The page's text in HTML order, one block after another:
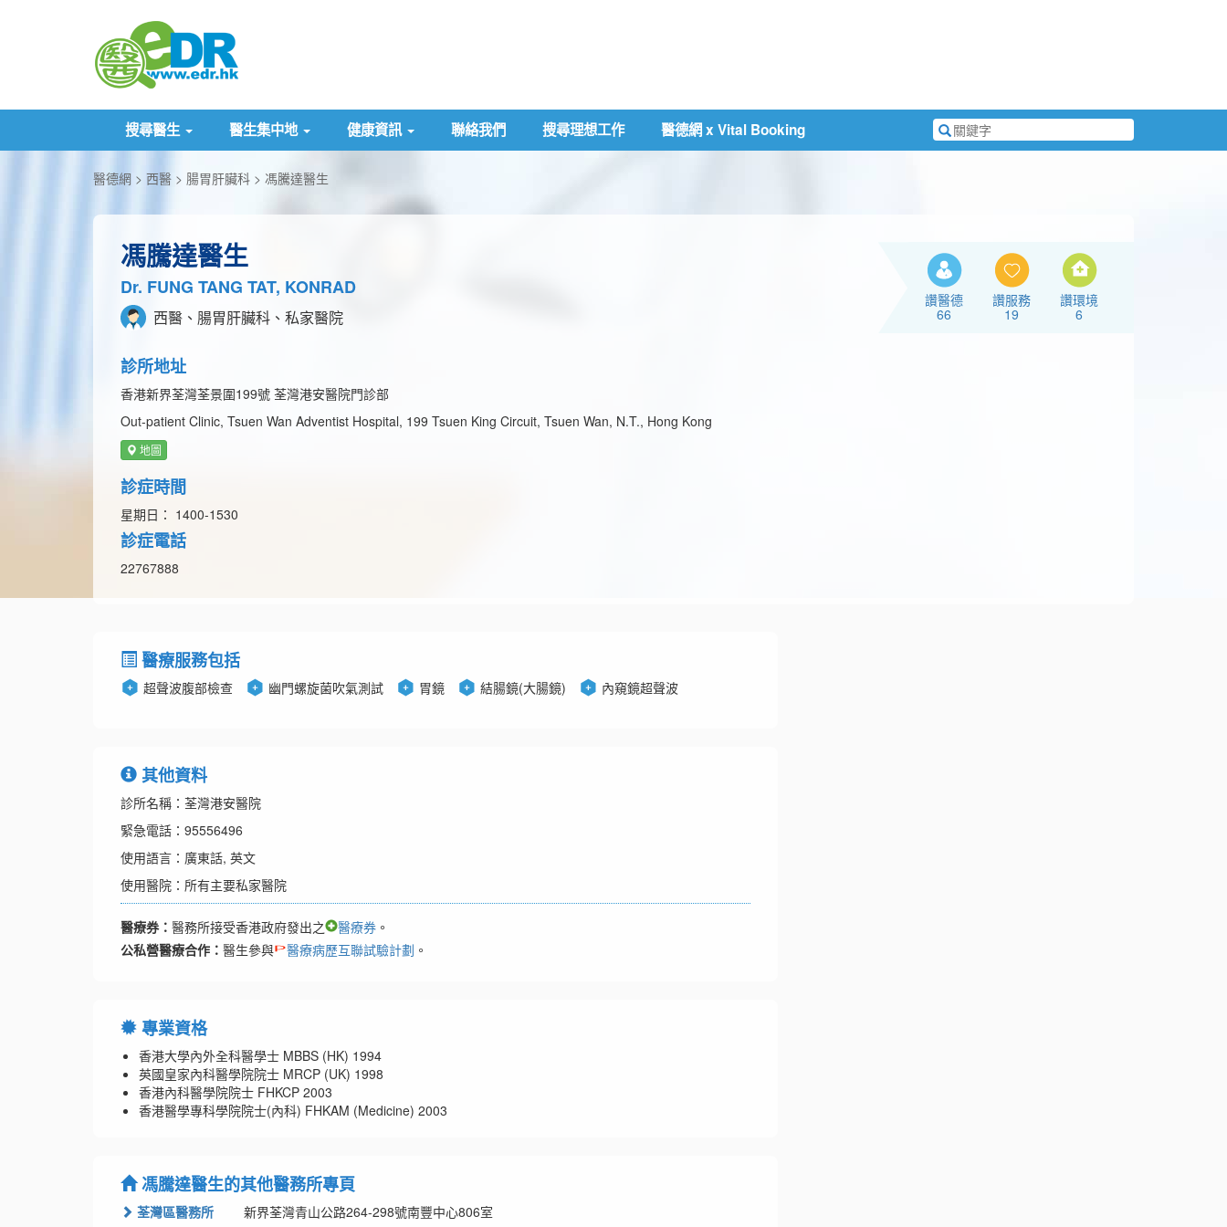
搜尋醫生 醫生集中地 健康資訊 聯絡我們 搜尋理想工作 醫德網 x Vital Booking
搜
尋
醫德網 西醫 腸胃肝臟科 馮騰達醫生
馮騰達醫生
Dr. FUNG TANG TAT, KONRAD
西醫、腸胃肝臟科、私家醫院
診所地址
香港新界荃灣荃景圍199號 荃灣港安醫院門診部
Out-patient Clinic, Tsuen Wan Adventist Hospital, 199 Tsuen King Circuit, Tsuen Wan, N.T., Hong Kong
地圖
診症時間
星期日： 1400-1530
診症電話
22767888
讚醫德
66
讚服務
19
讚環境
6
醫療服務包括
超聲波腹部檢查 幽門螺旋菌吹氣測試 胃鏡 結腸鏡(大腸鏡) 內窺鏡超聲波
其他資料
診所名稱：荃灣港安醫院
緊急電話：95556496
使用語言：廣東話, 英文
使用醫院：所有主要私家醫院
醫療券： 醫務所接受香港政府發出之 醫療券 。
公私營醫療合作： 醫生參與 醫療病歷互聯試驗計劃 。
專業資格
香港大學內外全科醫學士 MBBS (HK) 1994
英國皇家內科醫學院院士 MRCP (UK) 1998
香港內科醫學院院士 FHKCP 2003
香港醫學專科學院院士(內科) FHKAM (Medicine) 2003
馮騰達醫生的其他醫務所專頁
荃灣區醫務所
新界荃灣青山公路264-298號南豐中心806室